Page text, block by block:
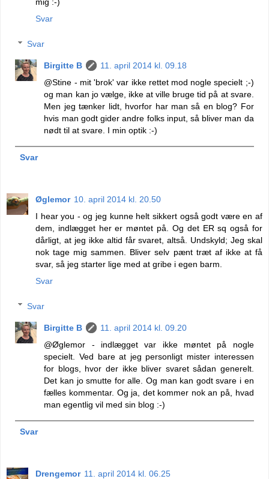
mig :-)
Svar
Svar
Birgitte B
11. april 2014 kl. 09.18
@Stine - mit 'brok' var ikke rettet mod nogle specielt ;-)
og man kan jo vælge, ikke at ville bruge tid på at svare.
Men jeg tænker lidt, hvorfor har man så en blog? For
hvis man godt gider andre folks input, så bliver man da
nødt til at svare. I min optik :-)
Svar
Øglemor 10. april 2014 kl. 20.50
I hear you - og jeg kunne helt sikkert også godt være en af
dem, indlægget her er møntet på. Og det ER sq også for
dårligt, at jeg ikke altid får svaret, altså. Undskyld; Jeg skal
nok tage mig sammen. Bliver selv pænt træt af ikke at få
svar, så jeg starter lige med at gribe i egen barm.
Svar
Svar
Birgitte B
11. april 2014 kl. 09.20
@Øglemor - indlægget var ikke møntet på nogle
specielt. Ved bare at jeg personligt mister interessen
for blogs, hvor der ikke bliver svaret sådan generelt.
Det kan jo smutte for alle. Og man kan godt svare i en
fælles kommentar. Og ja, det kommer nok an på, hvad
man egentlig vil med sin blog :-)
Svar
Drengemor 11. april 2014 kl. 06.25